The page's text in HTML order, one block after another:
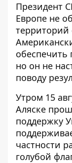
Президент
Европе не
обеспечить
но он не
поводу
Утром 15
Аляске
поддержку
частности
голубой